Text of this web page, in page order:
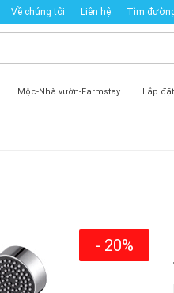
Về chúng tôi Liên hệ Tìm
Mộc-Nhà vườn-Farmstay Lắp
- 20%